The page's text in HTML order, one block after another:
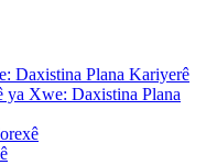
Daxistina Plana Kariyerê
ya Xwe: Daxistina Plana